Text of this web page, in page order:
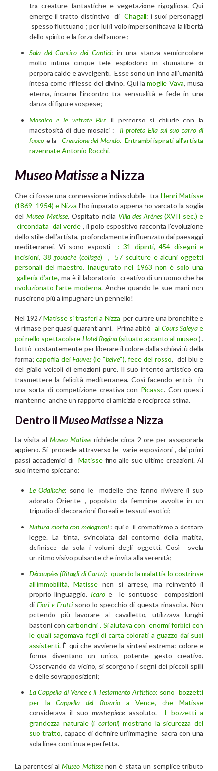
tra creature fantastiche e vegetazione rigogliosa. Qui
emerge il tratto distintivo di Chagall: i suoi personaggi
spesso fluttuano ; per lui il volo impersonificava la libertà
dello spirito e la forza dell’amore ;
Sala del Cantico dei Cantici: in una stanza semicircolare
molto intima cinque tele esplodono in sfumature di
porpora calde e avvolgenti. Esse sono un inno all’umanità
intesa come riflesso del divino. Qui lamoglie Vava, musa
eterna, incarna l’incontro tra sensualità e fede in una
danza di figure sospese;
Mosaico e le vetrate Blu: il percorso si chiude con la
maestosità di due mosaici :
Il profeta Elia sul suo carro di
fuoco e la Creazione del Mondo. Entrambi ispirati all’artista
ravennate Antonio Rocchi.
Museo Matissea Nizza
Che ci fosse una connessione indissolubile traHenri Matisse
(1869–1954) e Nizza l’ho imparato appena ho varcato la soglia
del Museo Matisse. Ospitato nella Villa des Arènes(XVII sec.) e
circondata dal verde , il polo espositivo racconta l’evoluzione
dello stile dell’artista, profondamente influenzato dai paesaggi
mediterranei. Vi sono esposti : 31 dipinti, 454 disegni e
incisioni, 38 gouache(collage)
, 57 sculture e alcuni oggetti
personali del maestro. Inaugurato nel 1963 non è solo una
galleria d’arte, ma è il laboratorio creativo di un uomo che ha
rivoluzionato l’arte moderna. Anche quando le sue mani non
riuscirono più a impugnare un pennello!
Nel 1927Matisse si trasferì a Nizza per curare una bronchite e
vi rimase per quasi quarant’anni. Prima abitòalCours Saleya e
poi nello spettacolare Hotel Regina(situato accanto al museo ) .
Lottò costantemente per liberare il colore dalla schiavitù della
forma; capofila dei Fauves(le “belve“), fece del rosso, del blu e
del giallo veicoli di emozioni pure. Il suo intento artistico era
trasmettere la felicità mediterranea. Così facendo entrò in
una sorta di competizione creativa con Picasso. Con questi
mantenne anche un rapporto di amicizia e reciproca stima.
Dentro il Museo Matissea Nizza
La visita alMuseo Matisserichiede circa 2 ore per assaporarla
appieno. Si procede attraverso le varie esposizioni , dai primi
passi accademici di Matissefino alle sue ultime creazioni. Al
suo interno spiccano:
Le Odalische: sono le modelle che fanno rivivere il suo
adorato Oriente , popolato da femmine avvolte in un
tripudio di decorazioni floreali e tessuti esotici;
Natura morta con melograni : qui è il cromatismo a dettare
legge. La tinta, svincolata dal contorno della matita,
definisce da sola i volumi degli oggetti. Così svela
un ritmo visivo pulsante che invita alla serenità;
Découpées (Ritagli di Carta): quando la malattia lo costrinse
all’immobilità, Matisse non si arrese, ma reinventò il
proprio linguaggio. Icaroe le sontuose composizioni
di Fiori e Fruttisono lo specchio di questa rinascita. Non
potendo più lavorare al cavalletto, utilizzava lunghi
bastoni concarboncini . Si aiutava con enormi forbici con
le quali sagomava fogli di carta colorati a guazzo dai suoi
assistenti. È qui che avviene la sintesi estrema: colore e
forma diventano un unico, potente gesto creativo.
Osservando da vicino, si scorgono i segni dei piccoli spilli
e delle sovrapposizioni;
La Cappella di Vence e il Testamento Artistico: sono bozzetti
per laCappella del Rosarioa Vence, che Matisse
considerava il suomasterpiece assoluto. I bozzetti a
grandezza naturale (i cartoni) mostrano la sicurezza del
suo tratto, capace di definire un’immagine sacra con una
sola linea continua e perfetta.
La parentesi alMuseo Matissenon è stata un semplice tributo